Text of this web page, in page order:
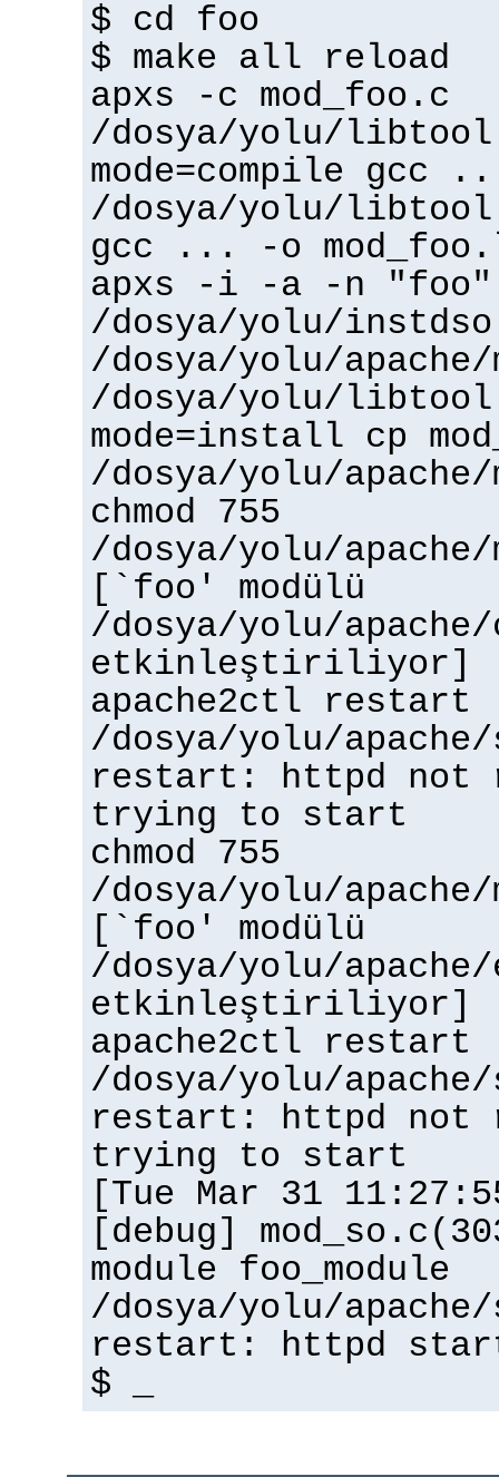
$ cd foo
$ make all reload
apxs -c mod_foo.c
/dosya/yolu/
mode=compile gcc
/dosya/yolu/libtool
gcc ... -o
apxs -i -a -n "foo"
/dosya/yolu/
/dosya/yolu/apache/
/dosya/yolu/
mode=install cp
/dosya/yolu/
chmod 755
/dosya/yolu/apache/
[`foo' modülü
/dosya/yolu/
etkinleştiriliyor]
apache2ctl restart
/dosya/yolu/
restart: httpd not
trying to start
chmod 755
/dosya/yolu/apache/
[`foo' modülü
/dosya/yolu/
etkinleştiriliyor]
apache2ctl restart
/dosya/yolu/
restart: httpd not
trying to start
[Tue Mar 31
[debug]
module foo_module
/dosya/yolu/
restart: httpd
$ _